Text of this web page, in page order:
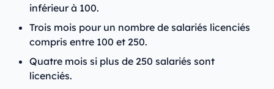
inférieur à 100.
Trois mois pour un nombre de salariés licenciés
compris entre 100 et 250.
Quatre mois si plus de 250 salariés sont
licenciés.